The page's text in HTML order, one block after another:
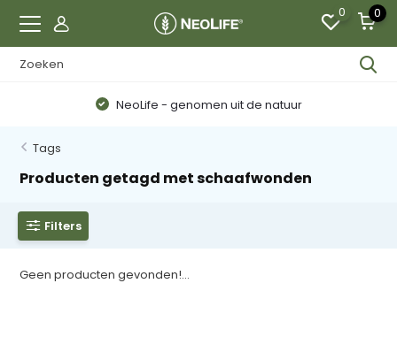
0 0
NeoLife - genomen uit de natuur
Tags
Producten getagd met schaafwonden
Filters
Geen producten gevonden!...